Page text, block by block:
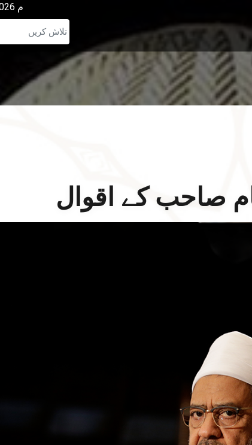
Friday, August 7, 2026 - August 7, 2026 م
صاحب کے اقوال